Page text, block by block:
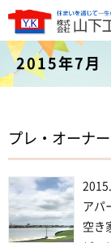
2015年7月
プレ・オーナ
アパ
空き